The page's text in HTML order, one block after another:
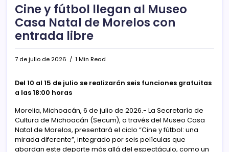
Cine y fútbol llegan al Museo
Casa Natal de Morelos con
entrada libre
7 de julio de 2026 1 Min Read
Del 10 al 15 de julio se realizarán seis funciones gratuitas
a las 18:00 horas
Morelia, Michoacán, 6 de julio de 2026.- La Secretaría de
Cultura de Michoacán (Secum), a través del Museo Casa
Natal de Morelos, presentará el ciclo “Cine y fútbol: una
mirada diferente”, integrado por seis películas que
abordan este deporte más allá del espectáculo, como un